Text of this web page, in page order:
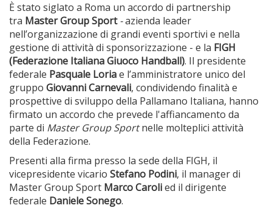
È stato siglato a Roma un accordo di partnership
tra Master Group Sport-azienda leader
nell’organizzazione di grandi eventi sportivi e nella
gestione di attività di sponsorizzazione - e la FIGH
(Federazione Italiana Giuoco Handball). Il presidente
federale Pasquale Loriae l’amministratore unico del
gruppo Giovanni Carnevali, condividendo finalità e
prospettive di sviluppo della Pallamano Italiana, hanno
firmato un accordo che prevede l'affiancamento da
parte di Master Group Sportnelle molteplici attività
della Federazione.
Presenti alla firma presso la sede della FIGH, il
vicepresidente vicario Stefano Podini, il manager di
Master Group Sport Marco Carolied il dirigente
federale Daniele Sonego.